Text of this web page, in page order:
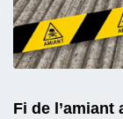
Fi de